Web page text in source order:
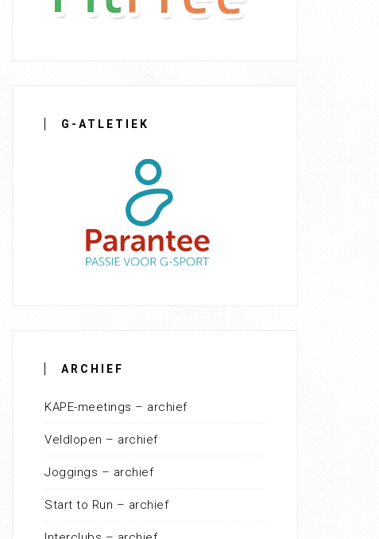
G-ATLETIEK
ARCHIEF
KAPE-meetings – archief
Veldlopen – archief
Joggings – archief
Start to Run – archief